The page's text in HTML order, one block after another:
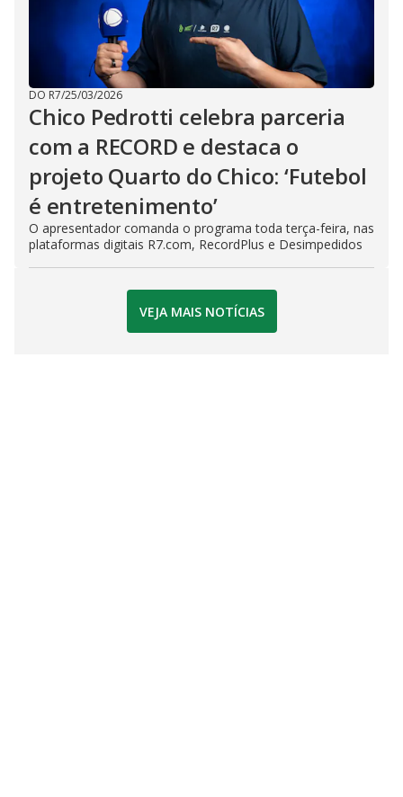
DO R7/25/03/2026
Chico Pedrotti celebra parceria
com a RECORD e destaca o
projeto Quarto do Chico: ‘Futebol
é entretenimento’
O apresentador comanda o programa toda terça-feira, nas
plataformas digitais R7.com, RecordPlus e Desimpedidos
VEJA MAIS NOTÍCIAS